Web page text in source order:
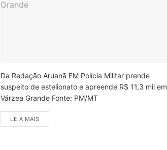
Da Redação Aruanã FM Polícia Militar prende
suspeito de estelionato e apreende R$ 11,3 mil em
Várzea Grande Fonte: PM/MT
LEIA MAIS